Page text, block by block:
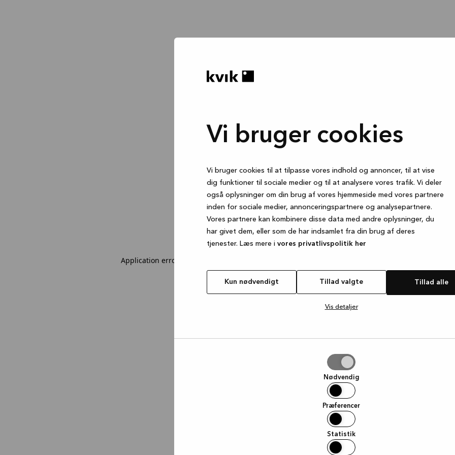
Vi bruger cookies
Vi bruger cookies til at tilpasse vores indhold og annoncer, til at vise
dig funktioner til sociale medier og til at analysere vores trafik. Vi deler
også oplysninger om din brug af vores hjemmeside med vores partnere
inden for sociale medier, annonceringspartnere og analysepartnere.
Vores partnere kan kombinere disse data med andre oplysninger, du
har givet dem, eller som de har indsamlet fra din brug af deres
tjenester. Læs mere i vores privatlivspolitik her
Kun nødvendigt Tillad valgte Tillad alle
Vis detaljer
Nødvendig
Præferencer
Statistik
Application error: a client-side exception has occurred (see the